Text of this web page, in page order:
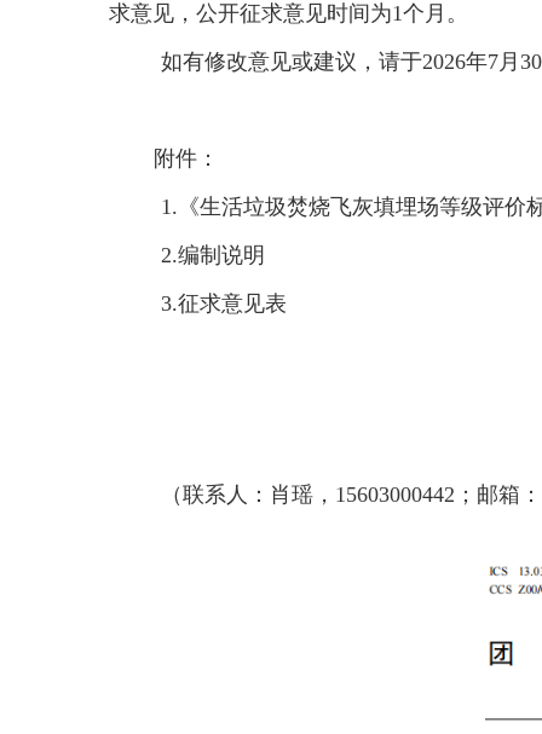
求意见，公开征求意见时间为1个月。
如有修改意见或建议，请于2026年7月
附件：
1.《生活垃圾焚烧飞灰填埋场等级评价
2.编制说明
3.征求意见表
（联系人：肖瑶，15603000442；邮箱